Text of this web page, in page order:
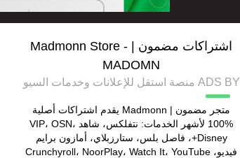
اشتراكات مضمون | Madmonn Store -
MADOMN
ADS BY منصة استقل للإعلانات وخدمات السيو
متجر مضمون | Madmonn يقدم اشتراكات أصلية
%100 لأشهر الخدمات: نتفلكس، شاهد VIP، OSN،
Disney+، فاصل بلس، ستارزبلاي، أمازون برايم
فيديو، Crunchyroll، NoorPlay، Watch It، YouTube